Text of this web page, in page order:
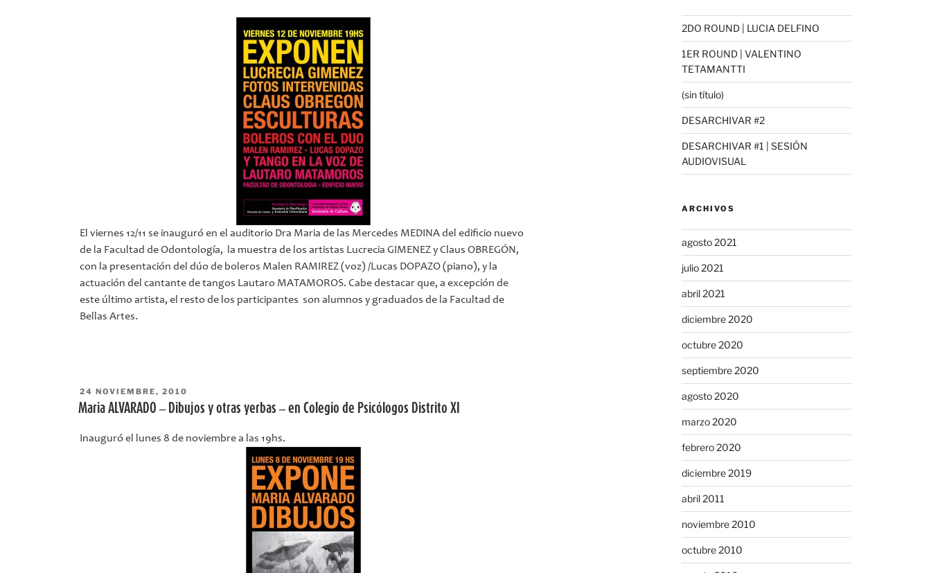
El viernes 12/11 se inauguró en el auditorio Dra Maria de las Mercedes MEDINA del edificio nuevo
de la Facultad de Odontología, la muestra de los artistas Lucrecia GIMENEZ y Claus OBREGÓN,
con la presentación del dúo de boleros Malen RAMIREZ (voz) /Lucas DOPAZO (piano), y la
actuación del cantante de tangos Lautaro MATAMOROS. Cabe destacar que, a excepción de
este último artista, el resto de los participantes son alumnos y graduados de la Facultad de
Bellas Artes.
PUBLICADO
EL
24 NOVIEMBRE, 2010
Maria ALVARADO – Dibujos y otras yerbas – en Colegio de Psicólogos Distrito XI
Inauguró el lunes 8 de noviembre a las 19hs.
2DO ROUND | LUCIA DELFINO
1ER ROUND | VALENTINO
TETAMANTTI
(sin título)
DESARCHIVAR #2
DESARCHIVAR #1 | SESIÓN
AUDIOVISUAL
ARCHIVOS
agosto 2021
julio 2021
abril 2021
diciembre 2020
octubre 2020
septiembre 2020
agosto 2020
marzo 2020
febrero 2020
diciembre 2019
abril 2011
noviembre 2010
octubre 2010